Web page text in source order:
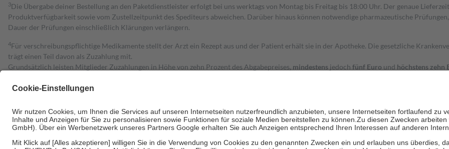
3Die Übergabe deiner Bestellung an den Paketdienstleister erfolgt bei uns werktags von Montag bis Freitag bis 18:00 Uhr. Der genaue
Produktverfügbarkeit sowie vom Zustellzeitpunkt des Spediteurs abweichen. Darüber hinaus können notwendige pharmazeutische
Dauer der Prüfungen einschließlich Klärungen verlängern.
4Für verschreibungspflichtige Medikamente stellt der Arzt ein Rezept aus und der Patient erhält sie in der Apotheke. Die gesetzliche
trägt einen Teil davon als Zuzahlung mit.
Grundsätzlich leisten Mitglieder Zuzahlungen in Höhe von zehn Prozent des Abgabepreises, mindestens jedoch fünf Euro und höchstens zehn
Diese Regeln gelten grundsätzlich auch für Online-Apotheken.
Um das Engagement der Versicherten für ihre eigene Gesundheit zu stärken und die besondere Stellung der Familie zu unterstützen, fallen
• Kindern und Jugendlichen bis zum vollendeten 18. Lebensjahr mit Ausnahme der Fahrkosten
• Untersuchungen zur Vorsorge und Früherkennung, die von der GKV getragen werden
• empfohlenen Schutzimpfungen